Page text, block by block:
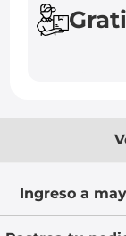
Ingreso a